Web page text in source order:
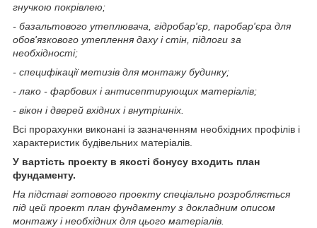
гнучкою покрівлею;
- базальтового утеплювача, гідробар'єр, паробар'єра для
обов'язкового утеплення даху і стін, підлоги за
необхідності;
- специфікації метизів для монтажу будинку;
- лако - фарбових і антисептирующих матеріалів;
- вікон і дверей вхідних і внутрішніх.
Всі прорахунки виконані із зазначенням необхідних профілів і
характеристик будівельних матеріалів.
У вартість проекту в якості бонусу входить план
фундаменту.
На підставі готового проекту спеціально розробляється
під цей проект план фундаменту з докладним описом
монтажу і необхідних для цього матеріалів.